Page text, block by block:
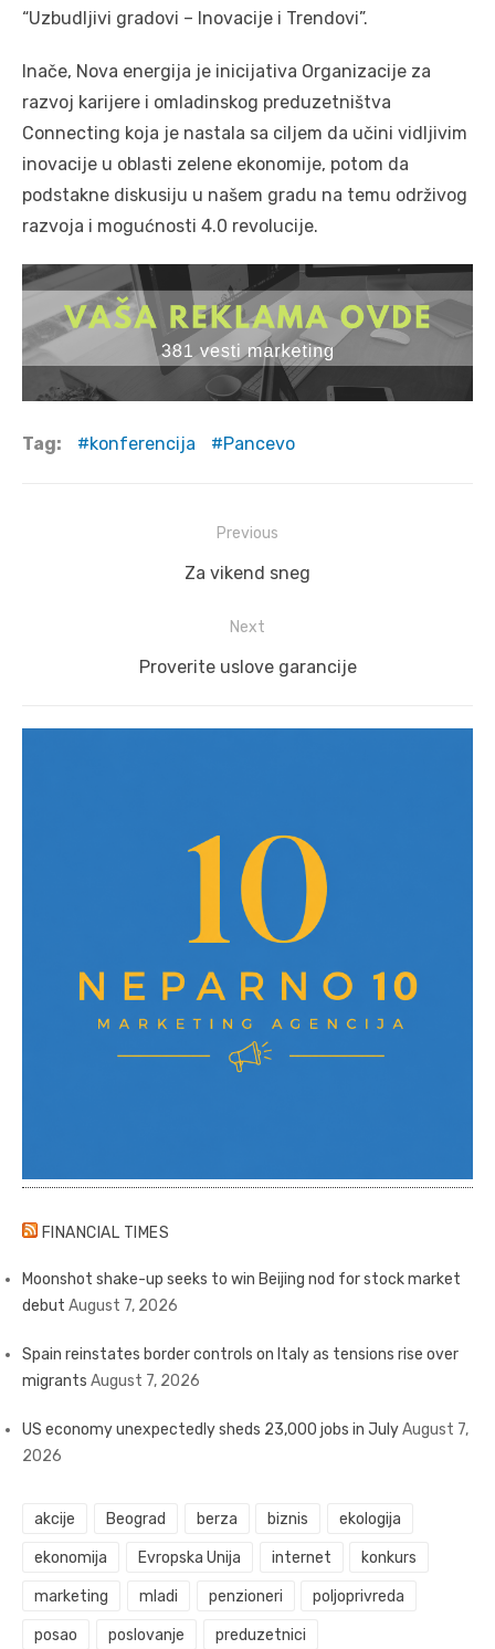
“Uzbudljivi gradovi – Inovacije i Trendovi”.
Inače, Nova energija je inicijativa Organizacije za
razvoj karijere i omladinskog preduzetništva
Connecting koja je nastala sa ciljem da učini vidljivim
inovacije u oblasti zelene ekonomije, potom da
podstakne diskusiju u našem gradu na temu održivog
razvoja i mogućnosti 4.0 revolucije.
Tag: konferencija Pancevo
Previous
Previous
Za vikend sneg
Next
Next
Proverite uslove garancije
FINANCIAL TIMES
Moonshot shake-up seeks to win Beijing nod for stock market
debut August 7, 2026
Spain reinstates border controls on Italy as tensions rise over
migrants August 7, 2026
US economy unexpectedly sheds 23,000 jobs in JulyAugust 7,
2026
akcije Beograd berza biznis ekologija
ekonomija Evropska Unija internet konkurs
marketing mladi penzioneri poljoprivreda
posao poslovanje preduzetnici